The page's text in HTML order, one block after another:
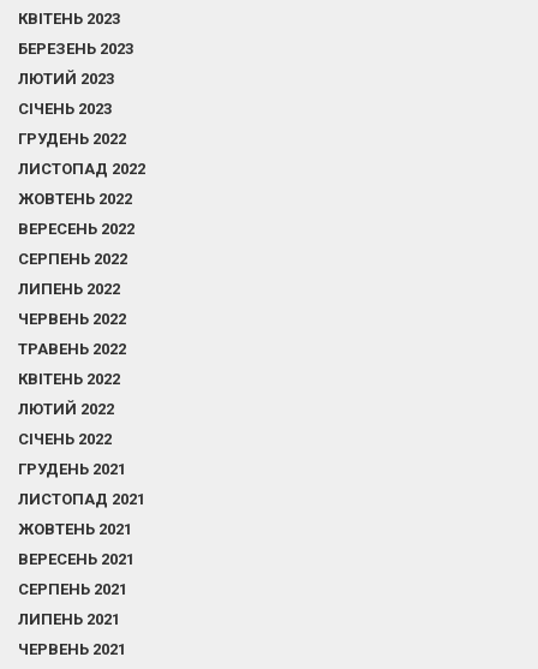
КВІТЕНЬ 2023
БЕРЕЗЕНЬ 2023
ЛЮТИЙ 2023
СІЧЕНЬ 2023
ГРУДЕНЬ 2022
ЛИСТОПАД 2022
ЖОВТЕНЬ 2022
ВЕРЕСЕНЬ 2022
СЕРПЕНЬ 2022
ЛИПЕНЬ 2022
ЧЕРВЕНЬ 2022
ТРАВЕНЬ 2022
КВІТЕНЬ 2022
ЛЮТИЙ 2022
СІЧЕНЬ 2022
ГРУДЕНЬ 2021
ЛИСТОПАД 2021
ЖОВТЕНЬ 2021
ВЕРЕСЕНЬ 2021
СЕРПЕНЬ 2021
ЛИПЕНЬ 2021
ЧЕРВЕНЬ 2021